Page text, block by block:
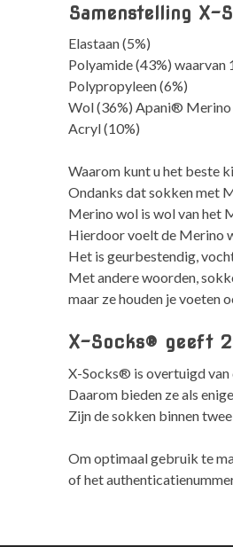
Samenstelling X-
Elastaan ​​(5%)
Polyamide (43%) waarvan
Polypropyleen (6%)
Wol (36%) Apani®
Acryl (10%)
Waarom kunt u het beste
Ondanks dat sokken met
Merino wol is wol van het
Hierdoor voelt de Merino
Het is geurbestendig,
Met andere woorden,
maar ze houden je voeten
X-Socks® geeft
X-Socks® is overtuigd van
Daarom bieden ze als
Zijn de sokken binnen
Om optimaal gebruik te
of het